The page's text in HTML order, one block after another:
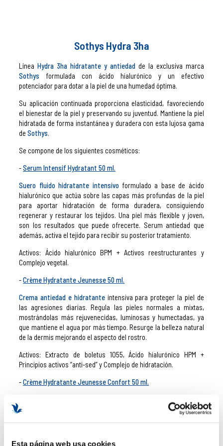
Esta página web usa cookies
Sothys Hydra 3ha
LíneaHydra 3ha hidratante y antiedad de la exclusiva marca
Sothys formulada con ácido hialurónico y un efectivo
potenciador para dotar a la piel de una humedad óptima.
Su aplicación continuada proporciona elasticidad, favoreciendo
el bienestar de la piel y preservando su juventud. Mantiene la piel
hidratada de forma instantánea y duradera con esta lujosa gama
deSothys.
Se compone de los siguientes cosméticos:
Serum Intensif Hydratant 50 ml.
Suero fluido hidratante intensivo formulado a base de ácido
hialurónico que actúa sobre las capas más profundas de la piel
para aportar hidratación de forma duradera, consiguiendo
regenerar y restaurar los tejidos. Una piel más flexible y joven,
son los resultados que puede ofrecerte. Serum antiedad que
además, activa el tejido para recibir su posterior tratamiento.
Activos: Ácido hialurónico BPM + Activos reestructurantes y
Complejo vegetal.
Crème Hydratante Jeunesse 50 ml.
Crema antiedad e hidratanteintensiva para proteger la piel de
las agresiones diarias. Regula las pieles normales a mixtas,
mostrándolas más rejuvenecidas, luminosas y humectadas, ya
que mantiene el agua por más tiempo. Resurge la belleza natural
de la dermis mejorando el aspecto del rostro.
Activos: Extracto de boletus 1055, Ácido hialurónico HPM +
Principios activos “anti-sed” y Complejo de hidratación.
Crème Hydratante Jeunesse Confort 50 ml.
instante. Reactiva la memoria hídrica de la piel consiguiendo
ofreciéndoles una solución y manteniendo el bienestar de las